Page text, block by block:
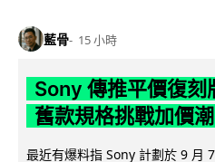
藍骨 15 小時
Sony 傳推平價復
舊款規格挑戰加價潮
最近有爆料指 Sony 計劃於 9 月